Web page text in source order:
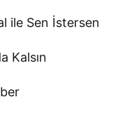
ile Sen İstersen
Kalsın